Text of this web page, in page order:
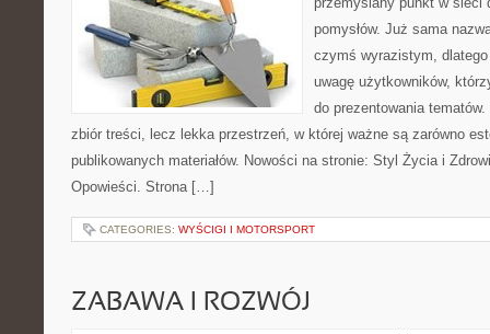
pomysłów. Już sama
czymś wyrazistym,
uwagę użytkowników,
do prezentowania
zbiór treści, lecz lekka przestrzeń, w której ważne są zarówno
publikowanych materiałów. Nowości na stronie: Styl Życia i
Opowieści. Strona […]
CATEGORIES: WYŚCIGI I MOTORSPORT
ZABAWA I ROZWÓJ